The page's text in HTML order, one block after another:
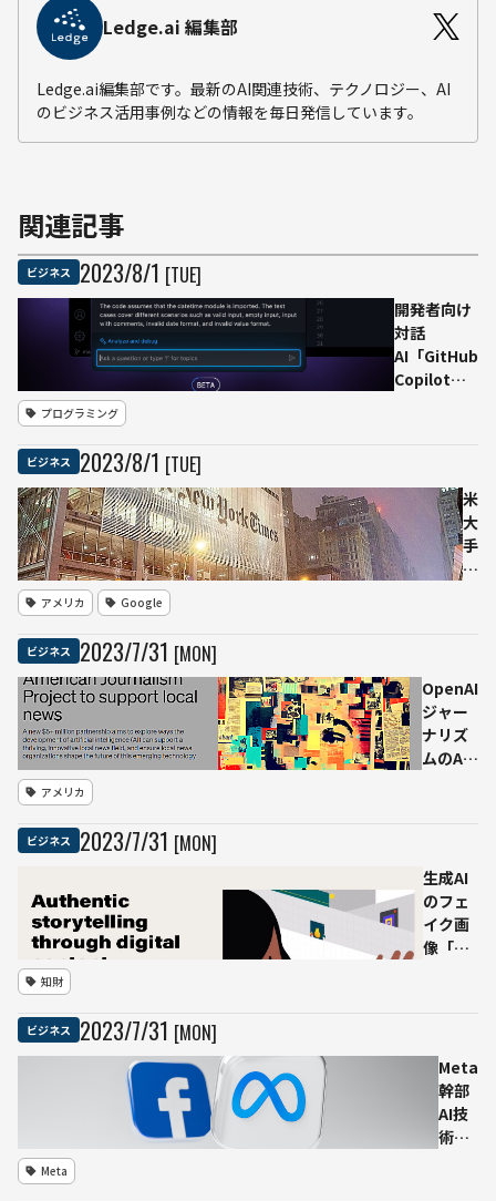
Ledge.ai 編集部
Ledge.ai編集部です。最新のAI関連技術、テクノロジー、AI
のビジネス活用事例などの情報を毎日発信しています。
関連記事
ビジネス 2023/8/1 [TUE]
開発者向け
対話
AI「GitHub
Copilot
ディング課
題に回答
プログラミング
ビジネス 2023/8/1 [TUE]
米
大
手
メ
企
業
提
訴
ニ
ュ
ー
ズ
や
ニ
アメリカ Google
ビジネス 2023/7/31 [MON]
OpenAI
ジャー
ナリズ
ムのAI
カルニ
ュース
に投資
する
アメリカ
ビジネス 2023/7/31 [MON]
生成AI
のフェ
イク画
像「来
手法を
デジタ
ルに応
用 アド
ビが
知財
ビジネス 2023/7/31 [MON]
Meta
幹部
AI技
術の
Meta